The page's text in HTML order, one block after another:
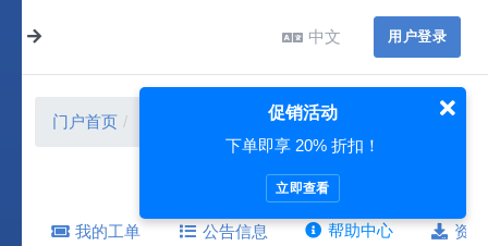
中文 用户登录
门户首页
我的工单 公告信息 帮助中心 资
促销活动
下单即享 20% 折扣！
立即查看